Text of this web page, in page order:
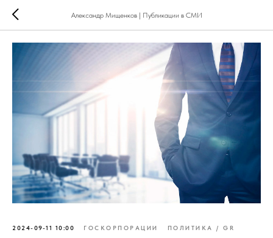
Александр Мищенков | Публикации в СМИ
2024-09-11 10:00 ГОСКОРПОРАЦИИ ПОЛИТИКА / GR